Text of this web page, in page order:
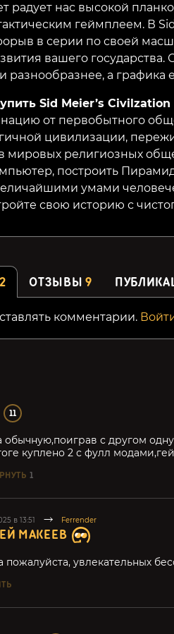
39₽ 76% 199₽
радует нас высокой
геймплеем. В Sid
в серии по своей
вашего государства.
разнообразнее, а графика
Sid Meier’s Civilzation
от первобытного
цивилизации,
мировых религиозных
построить
умами
свою историю с
ОТЗЫВЫ9
комментарии.
11
обычную,поиграв с другом
куплено 2 с фулл
1
в 13:51 Ferrender
МАКЕЕВ
пожалуйста, увлекательных